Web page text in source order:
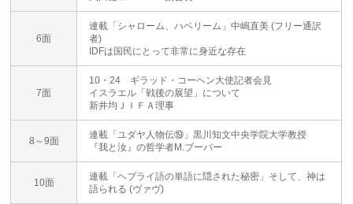
6面
連載「シャローム、ハベリーム」中嶋直美 (フリー通訳
者)
IDFは国民にとって非常に身近な存在
7面
10・24 ギラッド・コーヘン大使記者会見
イスラエル「戦後の展望」について
新井均ＪＩＦＡ理事
8～9面
連載「ユダヤ人物伝⑲」黒川知文中央学院大学教授
『我と汝』の哲学者M.ブーバー
10面
連載「ヘブライ語の単語に隠された秘密」そして、神は
語られる (ヴァヴ)